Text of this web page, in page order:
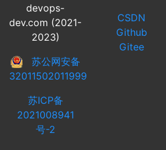
devops-
dev.com (2021-
2023)
苏公网安备
32011502011999
苏ICP备
2021008941
号-2
CSDN
Github
Gitee